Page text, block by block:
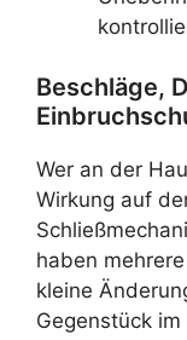
Beschläge,
Wer an der
Wirkung auf
haben
kleine
Gegenstück